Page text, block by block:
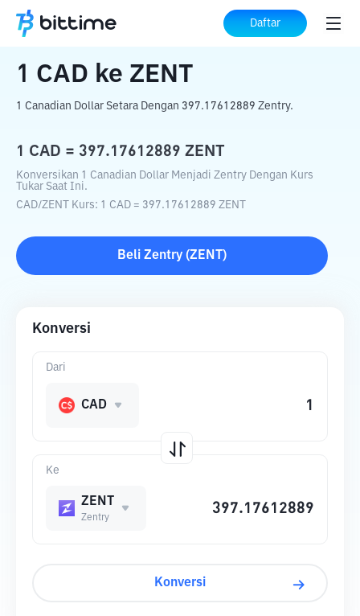
Daftar
Beranda Konverter Kripto ke ZENT
1 CAD ke ZENT
1 Canadian Dollar Setara Dengan 397.17612889 Zentry.
1 CAD = 397.17612889 ZENT
Konversikan 1 Canadian Dollar Menjadi Zentry Dengan Kurs
Tukar Saat Ini.
CAD/ZENT Kurs: 1 CAD = 397.17612889 ZENT
Beli Zentry (ZENT )
Konversi
Ke
ZENT
Zentry
Dari
CAD
Konversi